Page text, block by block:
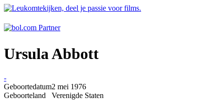
Ursula Abbott
-
Geboortedatum2 mei 1976
Geboorteland
Verenigde Staten